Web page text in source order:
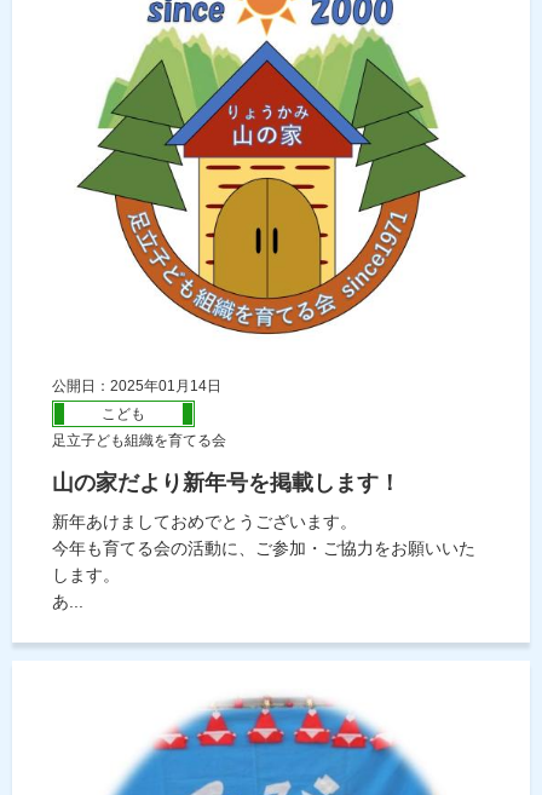
公開日：2025年01月14日
こども
足立子ども組織を育てる会
山の家だより新年号を掲載します！
新年あけましておめでとうございます。
今年も育てる会の活動に、ご参加・ご協力をお願いいた
します。
あ...